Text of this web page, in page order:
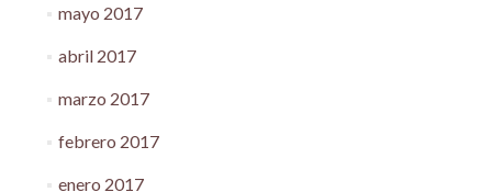
mayo 2017
abril 2017
marzo 2017
febrero 2017
enero 2017